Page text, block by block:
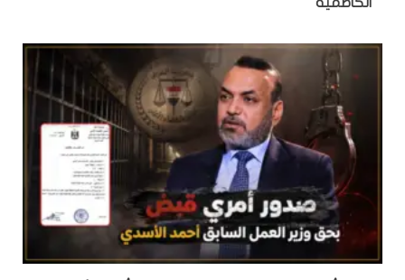
الكاظمية